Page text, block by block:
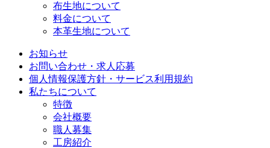
布生地について
料金について
本革生地について
お知らせ
お問い合わせ・求人応募
個人情報保護方針・サービス利用規約
私たちについて
特徴
会社概要
職人募集
工房紹介